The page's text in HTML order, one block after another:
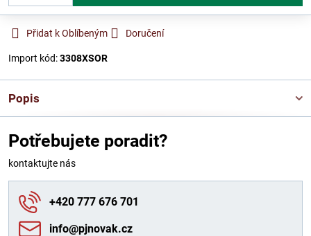
Přidat k Oblíbeným Doručení
Import kód:3308XSOR
Popis
Potřebujete poradit?
kontaktujte nás
+420 777 676 701
info​@pjnovak​.cz